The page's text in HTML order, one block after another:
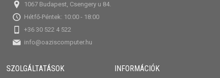
1067 Budapest, Csengery u 84.
Hétfő-Péntek: 10:00 - 18:00
+36 30 522 4 522
info@oaziscomputer.hu
SZOLGÁLTATÁSOK INFORMÁCIÓK